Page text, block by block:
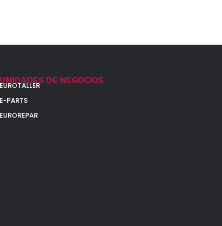
UNIDADES DE NEGOCIOS
EUROTALLER
E-PARTS
EUROREPAR